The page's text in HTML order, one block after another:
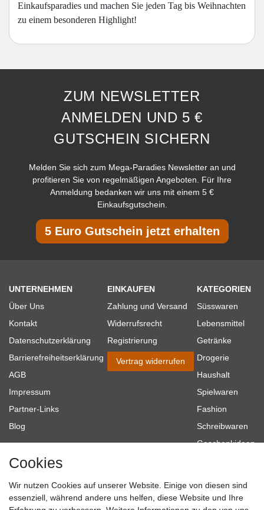
Einkaufsparadies und machen Sie jeden Tag bis Weihnachten
zu einem besonderen Highlight!
ZUM NEWSLETTER
ANMELDEN UND 5 €
GUTSCHEIN SICHERN
Melden Sie sich zum Mega-Paradies Newsletter an und
profitieren Sie von regelmäßigen Angeboten. Für Ihre
Anmeldung bedanken wir uns mit einem 5 €
Einkaufsgutschein.
5 Euro Gutschein jetzt erhalten
UNTERNEHMEN
Über Uns
Kontakt
Datenschutzerklärung
Barrierefreiheitserklärung
AGB
Impressum
Partner-Links
Blog
EINKAUFEN
Zahlung und Versand
Widerrufsrecht
Registrierung
Vertrag widerrufen
KATEGORIEN
Süsswaren
Lebensmittel
Getränke
Drogerie
Haushalt
Spielwaren
Fashion
Schreibwaren
Geschenkideen
Topmarken
Cookies
Wir nutzen Cookies auf unserer Website. Einige von diesen sind
essenziell, während andere uns helfen, diese Website und Ihre